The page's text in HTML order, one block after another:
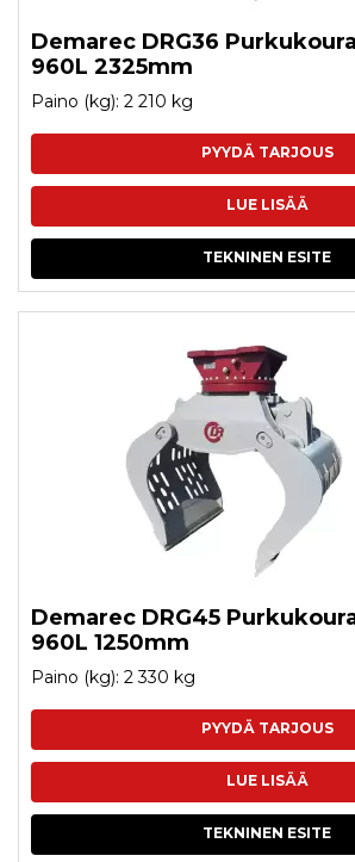
Demarec DRG36
960L 2325mm
Paino (kg): 2 210 kg
PYYDÄ TARJOUS
LUE LISÄÄ
TEKNINEN ESITE
Demarec DRG45
960L 1250mm
Paino (kg): 2 330 kg
PYYDÄ TARJOUS
LUE LISÄÄ
TEKNINEN ESITE